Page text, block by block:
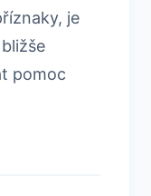
je
pomoc